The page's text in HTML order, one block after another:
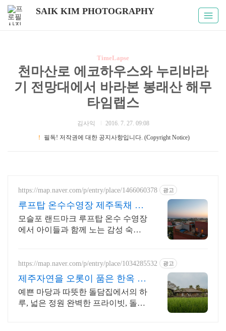
SAIK KIM PHOTOGRAPHY
TimeLapse
천마산로 에코하우스와 누리바라
기 전망대에서 바라본 봉래산 해무
타임랩스
김사익
2016. 7. 27. 09:08
！
필독! 저작권에 대한 공지사항입니다. (Copyright Notice)
https://map.naver.com/p/entry/place/1466060378 광고
루프탑 온수수영장 제주독채 제
주 남쪽 럭셔리 힐링숙소
모슬포 랜드마크 루프탑 온수 수영장
에서 아이들과 함께 노는 감성 숙소,
능 맛집 편의시설
https://map.naver.com/p/entry/place/1034285532 광고
제주자연을 오롯이 품은 한옥 대
가족형 감성돌집 8인까지
예쁜 마당과 따뜻한 돌담집에서의 하
루, 넓은 정원 완벽한 프라이빗, 돌담